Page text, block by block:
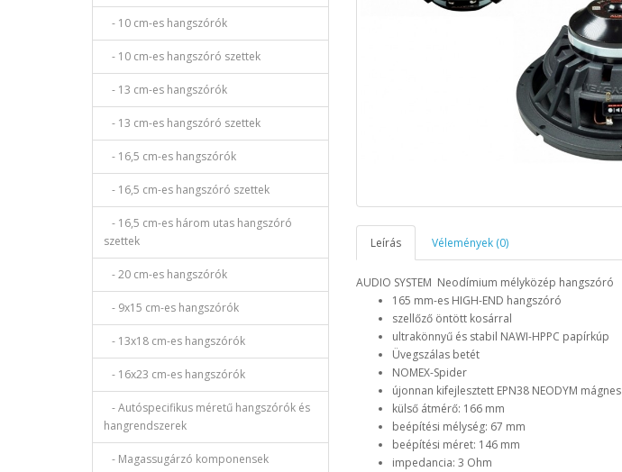
- 10 cm-es hangszórók
- 10 cm-es hangszóró szettek
- 13 cm-es hangszórók
- 13 cm-es hangszóró szettek
- 16,5 cm-es hangszórók
- 16,5 cm-es hangszóró szettek
- 16,5 cm-es három utas hangszóró
szettek
- 20 cm-es hangszórók
- 9x15 cm-es hangszórók
- 13x18 cm-es hangszórók
- 16x23 cm-es hangszórók
- Autóspecifikus méretű hangszórók és
hangrendszerek
- Magassugárzó komponensek
Leírás Vélemények (0)
AUDIO SYSTEM Neodímium mélyközép hangszóró
165 mm-es HIGH-END hangszóró
szellőző öntött kosárral
ultrakönnyű és stabil NAWI-HPPC papírkúp
Üvegszálas betét
NOMEX-Spider
újonnan kifejlesztett EPN38 NEODYM mágnes
külső átmérő: 166 mm
beépítési mélység: 67 mm
beépítési méret: 146 mm
impedancia: 3 Ohm